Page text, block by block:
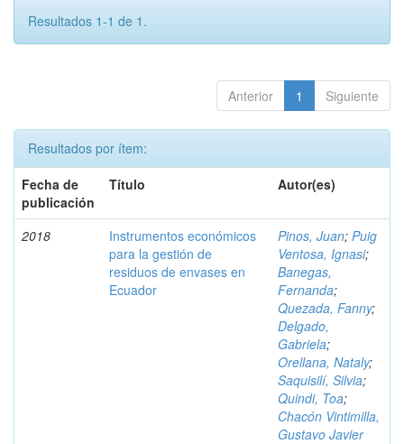
Resultados 1-1 de 1.
Anterior 1 Siguiente
Resultados por ítem:
Fecha de
publicación
Título Autor(es)
2018
Instrumentos económicos
para la gestión de
residuos de envases en
Ecuador
Pinos, Juan; Puig
Ventosa, Ignasi;
Banegas,
Fernanda;
Quezada, Fanny;
Delgado,
Gabriela;
Orellana, Nataly;
Saquisilí, Silvia;
Quindi, Toa;
Chacón Vintimilla,
Gustavo Javier